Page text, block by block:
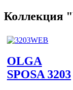
Коллекция
OLGA
SPOSA 3203